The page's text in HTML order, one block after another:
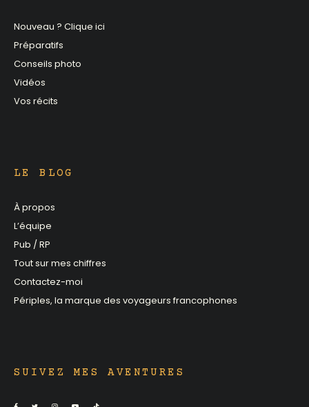
Nouveau ? Clique ici
Préparatifs
Conseils photo
Vidéos
Vos récits
LE BLOG
À propos
L’équipe
Pub / RP
Tout sur mes chiffres
Contactez-moi
Périples, la marque des voyageurs francophones
SUIVEZ MES AVENTURES